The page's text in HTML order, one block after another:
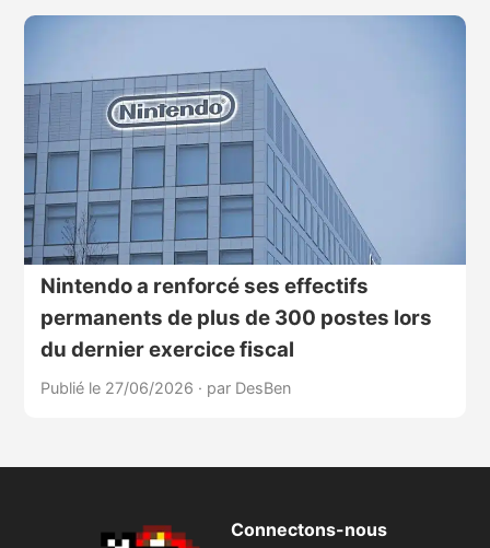
Nintendo a renforcé ses effectifs
permanents de plus de 300 postes lors
du dernier exercice fiscal
Publié le 27/06/2026 · par DesBen
Connectons-nous